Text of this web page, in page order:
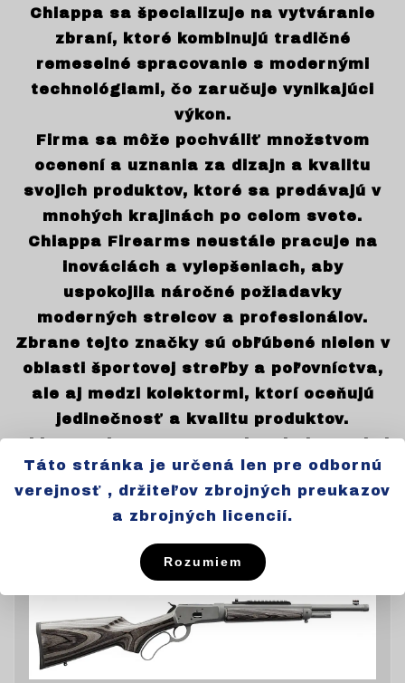
Chiappa sa špecializuje na vytváranie
zbraní, ktoré kombinujú tradičné
remeselné spracovanie s modernými
technológiami, čo zaručuje vynikajúci
výkon.
Firma sa môže pochváliť množstvom
ocenení a uznania za dizajn a kvalitu
svojich produktov, ktoré sa predávajú v
mnohých krajinách po celom svete.
Chiappa Firearms neustále pracuje na
inováciách a vylepšeniach, aby
uspokojila náročné požiadavky
moderných strelcov a profesionálov.
Zbrane tejto značky sú obľúbené nielen v
oblasti športovej streľby a poľovníctva,
ale aj medzi kolektormi, ktorí oceňujú
jedinečnosť a kvalitu produktov.
úrovni kontroly kvality a poskytovaniu
vynikajúcich produktov, ktoré spĺňajú
požiadavky aj najnáročnejších
zákazníkov.
Táto stránka je určená len pre odbornú
verejnosť , držiteľov zbrojných preukazov
a zbrojných licencií.
Rozumiem